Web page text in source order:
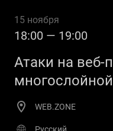
15 ноября
18:00 — 19:00
Атаки на веб-
WEB.ZONE